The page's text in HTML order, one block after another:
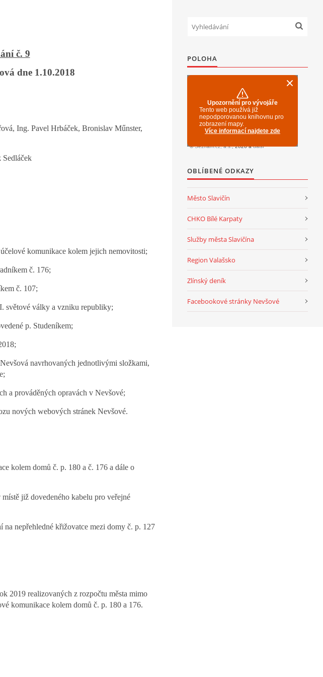
č. 9
dne 1.10.2018
Ing. Pavel Hrbáček, Bronislav Műnster,
komunikace kolem jejich nemovitosti;
č. 176;
č. 107;
světové války a vzniku republiky;
p. Studeníkem;
navrhovaných jednotlivými složkami,
a prováděných opravách v Nevšové;
nových webových stránek Nevšové.
kolem domů č. p. 180 a č. 176 a dále o
již dovedeného kabelu pro veřejné
nepřehledné křižovatce mezi domy č. p. 127
2019 realizovaných z rozpočtu města mimo
komunikace kolem domů č. p. 180 a 176.
POLOHA
OBLÍBENÉ ODKAZY
Město Slavičín
CHKO Bílé Karpaty
Služby města Slavičína
Region Valašsko
Zlínský deník
Facebookové stránky Nevšové